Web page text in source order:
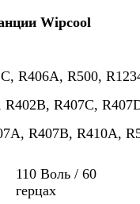
Wipcool
R406A, R500,
R402B, R407C,
R407B, R410A,
110 Воль / 60
герцах